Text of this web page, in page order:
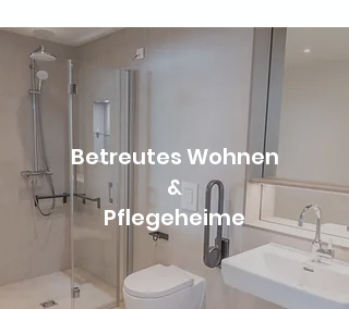
Betreutes Wohnen
&
Pflegeheime